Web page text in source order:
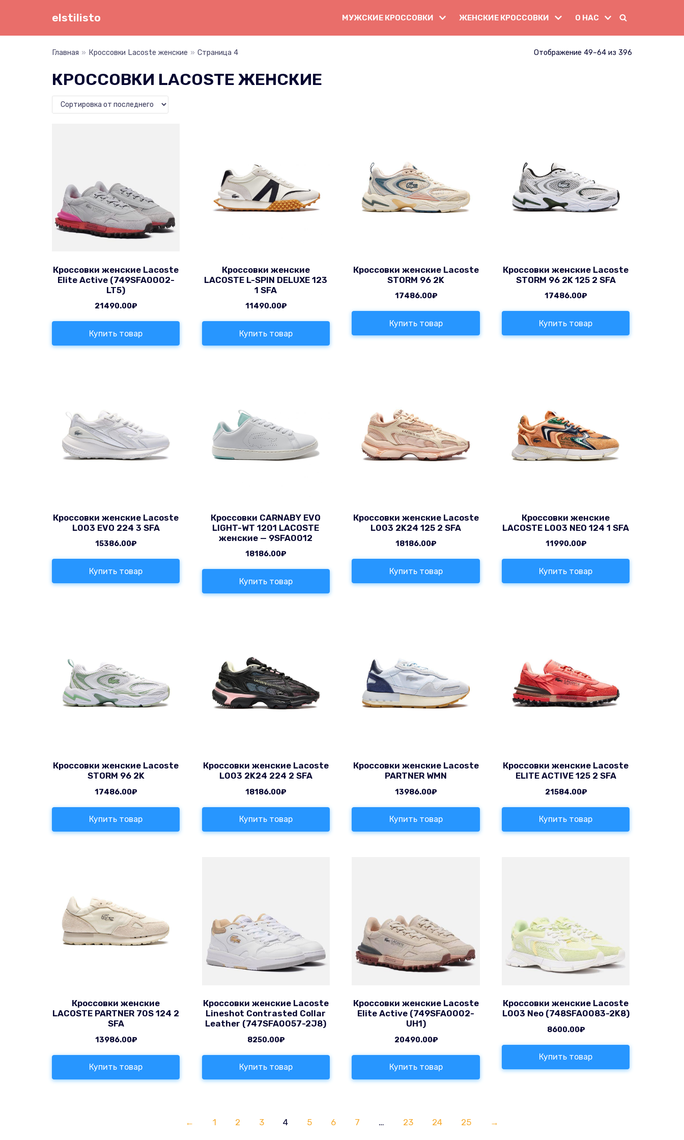
elstilisto МУЖСКИЕ КРОССОВКИ ЖЕНСКИЕ КРОССОВКИ О НАС
Главная » Кроссовки Lacoste женские » Страница 4 Отображение 49–64 из 396
КРОССОВКИ LACOSTE ЖЕНСКИЕ
Кроссовки женские Lacoste
Elite Active (749SFA0002-
LT5)
21490.00₽
Купить товар
Кроссовки женские
LACOSTE L-SPIN DELUXE 123
1 SFA
11490.00₽
Купить товар
Кроссовки женские Lacoste
STORM 96 2K
17486.00₽
Купить товар
Кроссовки женские Lacoste
STORM 96 2K 125 2 SFA
17486.00₽
Купить товар
Кроссовки женские Lacoste
L003 EVO 224 3 SFA
15386.00₽
Купить товар
Кроссовки CARNABY EVO
LIGHT-WT 1201 LACOSTE
женские — 9SFA0012
18186.00₽
Купить товар
Кроссовки женские Lacoste
L003 2K24 125 2 SFA
18186.00₽
Купить товар
Кроссовки женские
LACOSTE L003 NEO 124 1 SFA
11990.00₽
Купить товар
Кроссовки женские Lacoste
STORM 96 2K
17486.00₽
Купить товар
Кроссовки женские Lacoste
L003 2K24 224 2 SFA
18186.00₽
Купить товар
Кроссовки женские Lacoste
PARTNER WMN
13986.00₽
Купить товар
Кроссовки женские Lacoste
ELITE ACTIVE 125 2 SFA
21584.00₽
Купить товар
Кроссовки женские
LACOSTE PARTNER 70S 124 2
SFA
13986.00₽
Купить товар
Кроссовки женские Lacoste
Lineshot Contrasted Collar
Leather (747SFA0057-2J8)
8250.00₽
Купить товар
Кроссовки женские Lacoste
Elite Active (749SFA0002-
UH1)
20490.00₽
Купить товар
Кроссовки женские Lacoste
L003 Neo (748SFA0083-2K8)
8600.00₽
Купить товар
← 1 2 3 4 5 6 7 … 23 24 25 →